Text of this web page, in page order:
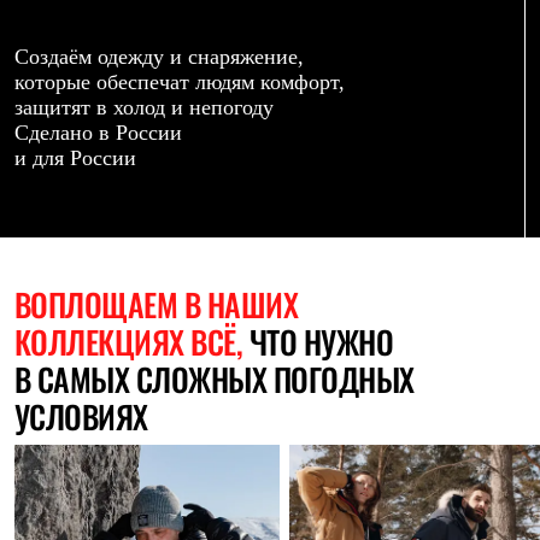
Среднее термобелье
Легкое термобелье
Лёгкая одежда
Футболки
Рубашки
Толстовки
Женская одежда
Брюки
Жилеты
Утепленная синтетикой
Куртки
Брюки
Штормовая одежда
Куртки
Софтшелл одежда
Куртки
Брюки
Лёгкая одежда
Создаём одежду и снаряжение,
которые обеспечат людям комфорт,
защитят в холод и непогоду
Сделано в России
и для России
ВОПЛОЩАЕМВ НАШИХ
КОЛЛЕКЦИЯХ ВСЁ,ЧТО НУЖНО
В САМЫХ СЛОЖНЫХ ПОГОДНЫХ
УСЛОВИЯХ